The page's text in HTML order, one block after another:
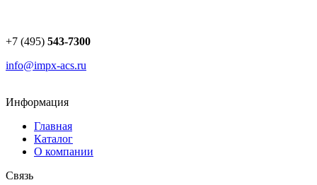
+7 (495) 543-7300
info@impx-acs.ru
Информация
Главная
Каталог
О компании
Связь